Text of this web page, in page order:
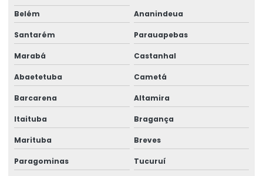
Belém
Ananindeua
Santarém Parauapebas
Marabá Castanhal
Abaetetuba Cametá
Barcarena Altamira
Itaituba Bragança
Marituba Breves
Paragominas Tucuruí